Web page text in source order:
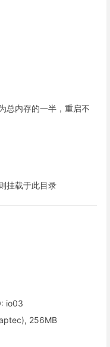
总内存的一半，重启不
挂载于此目录
io03
256MB